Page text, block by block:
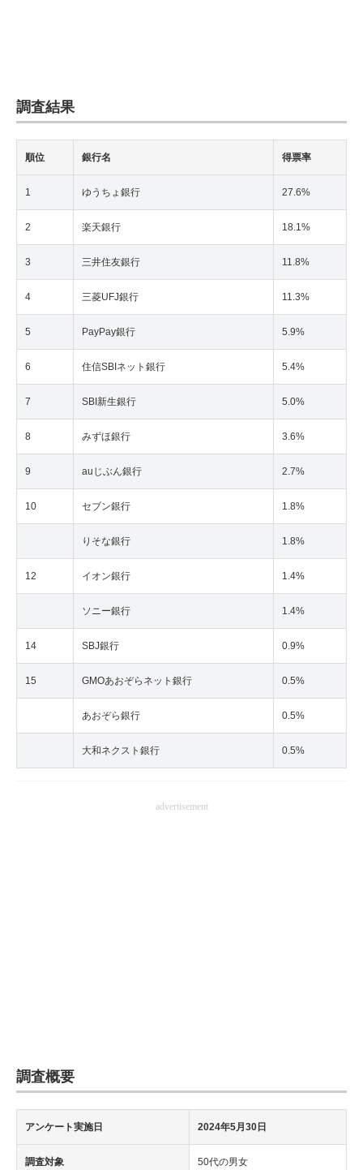
調査結果
順位 銀行名 得票率
1 ゆうちょ銀行 27.6%
2 楽天銀行 18.1%
3 三井住友銀行 11.8%
4 三菱UFJ銀行 11.3%
5 PayPay銀行 5.9%
6 住信SBIネット銀行 5.4%
7 SBI新生銀行 5.0%
8 みずほ銀行 3.6%
9 auじぶん銀行 2.7%
10 セブン銀行 1.8%
りそな銀行 1.8%
12 イオン銀行 1.4%
ソニー銀行 1.4%
14 SBJ銀行 0.9%
15 GMOあおぞらネット銀行 0.5%
あおぞら銀行 0.5%
大和ネクスト銀行 0.5%
advertisement
調査概要
アンケート実施日 2024年5月30日
調査対象 50代の男女